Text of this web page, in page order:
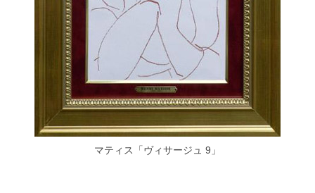
マティス「ヴィサージュ 9」